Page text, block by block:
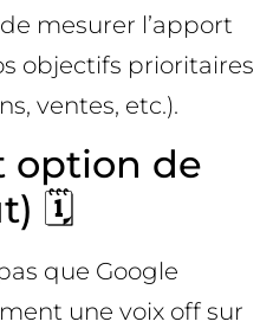
mesurer l’apport
objectifs prioritaires
ventes, etc.).
option de
🗓️
que Google
une voix off sur